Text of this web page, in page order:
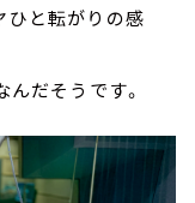
ひと転がりの感
だそうです。